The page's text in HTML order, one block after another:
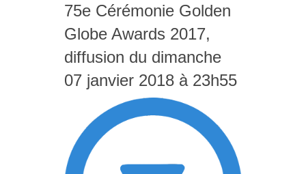
75e Cérémonie Golden
Globe Awards 2017,
diffusion du dimanche
07 janvier 2018 à 23h55